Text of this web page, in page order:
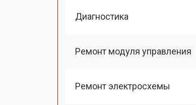
Диагностика
Ремонт модуля управления
Ремонт электросхемы